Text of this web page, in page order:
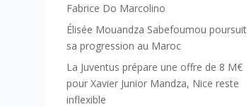
Fabrice Do Marcolino
Élisée Mouandza Sabefoumou poursuit
sa progression au Maroc
La Juventus prépare une offre de 8 M€
pour Xavier Junior Mandza, Nice reste
inflexible